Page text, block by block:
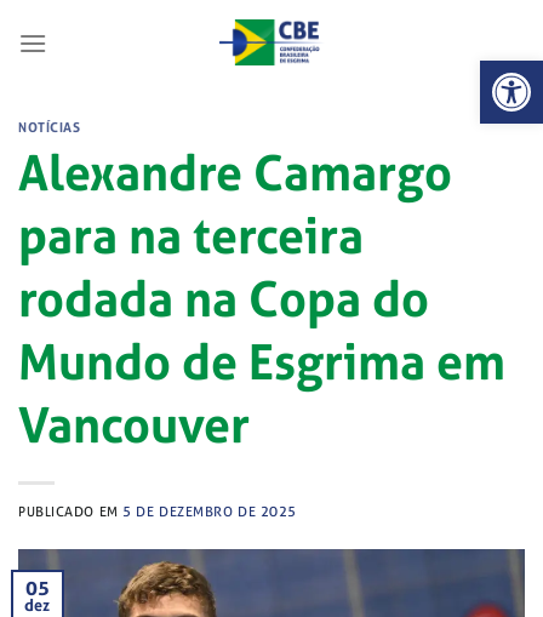
Abrir
NOTÍCIAS
Alexandre Camargo
para na terceira
rodada na Copa do
Mundo de Esgrima em
Vancouver
PUBLICADO EM 5 DE DEZEMBRO DE 2025
05
dez